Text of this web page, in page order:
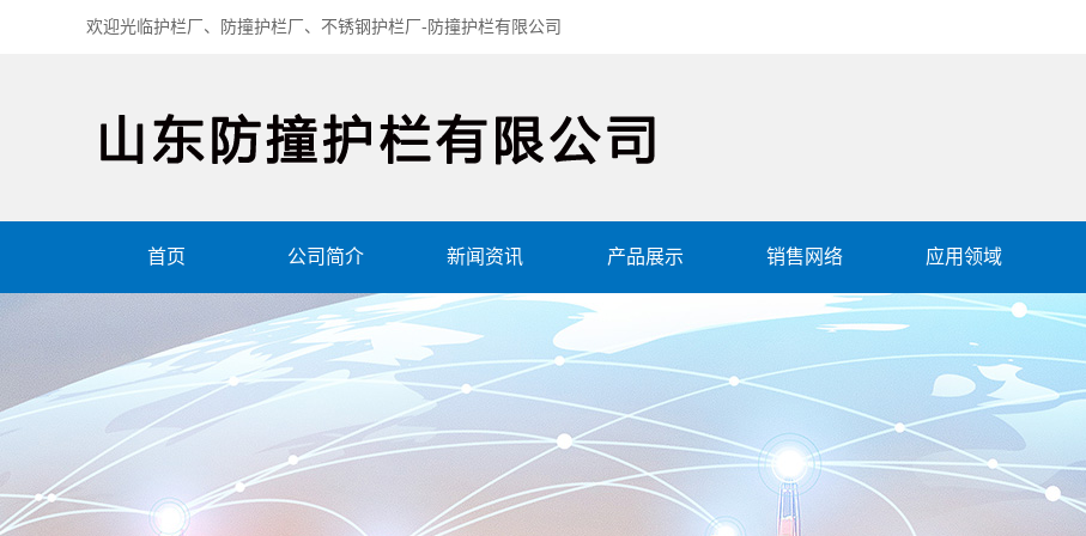
欢迎光临护栏厂、防撞护栏厂、不锈钢护栏厂-防撞护栏有限公司
首页 公司简介 新闻资讯 产品展示 销售网络 应用领域